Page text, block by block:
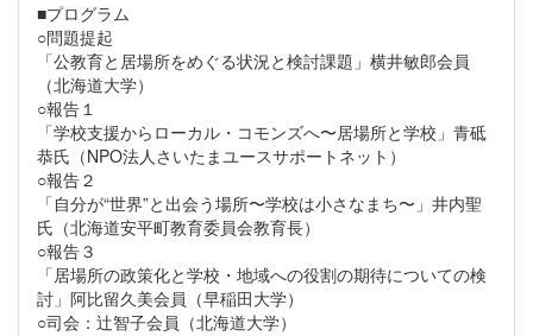
■プログラム
○問題提起
「公教育と居場所をめぐる状況と検討課題」横井敏郎会員
（北海道大学）
○報告１
「学校支援からローカル・コモンズへ〜居場所と学校」青砥
恭氏（NPO法人さいたまユースサポートネット）
○報告２
「自分が“世界”と出会う場所〜学校は小さなまち〜」井内聖
氏（北海道安平町教育委員会教育長）
○報告３
「居場所の政策化と学校・地域への役割の期待についての検
討」阿比留久美会員（早稲田大学）
○司会：辻智子会員（北海道大学）